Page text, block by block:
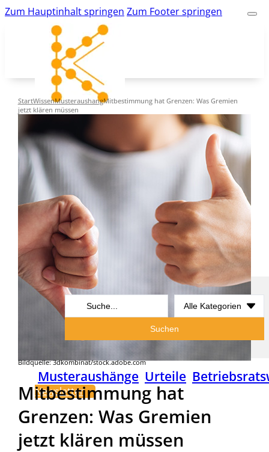
Zum Hauptinhalt springen Zum Footer springen
kk-bildung.de
Suche
Search
...
Suchen
Musteraushänge Urteile
Newsletter
StartWissenMusteraushangMitbestimmung hat Grenzen: Was Gremien
jetzt klären müssen
Bildquelle: 3dkombinat/stock.adobe.com
Mitbestimmung hat
Grenzen: Was Gremien
jetzt klären müssen